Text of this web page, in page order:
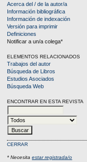
Acerca del / de la autor/a
Información bibliográfica
Información de indexación
Versión para imprimir
Definiciones
Notificar a un/a colega*
ELEMENTOS RELACIONADOS
Trabajos del autor
Búsqueda de Libros
Estudios Asociados
Búsqueda Web
ENCONTRAR EN ESTA REVISTA
CERRAR
* Necesitaestar registrada/o